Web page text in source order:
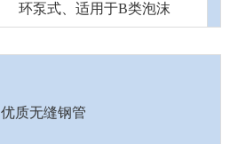
环泵式、适用于B类泡沫
优质无缝钢管